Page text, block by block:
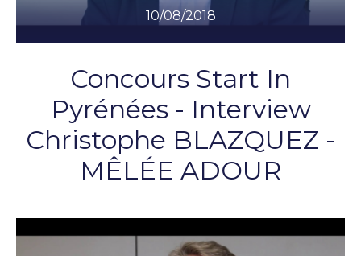
10/08/2018
Concours Start In
Pyrénées - Interview
Christophe BLAZQUEZ -
MÊLÉE ADOUR